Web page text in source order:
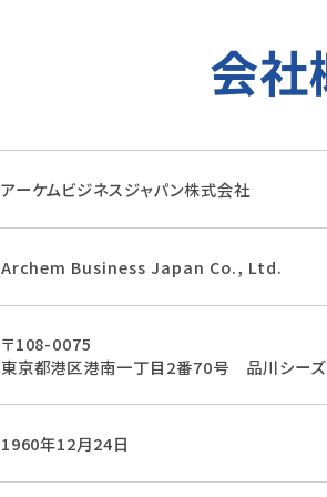
会社
アーケムビジネスジャパン株式会社
Archem Business Japan Co., Ltd.
〒108-0075
東京都港区港南一丁目2番70号 品川シーズ
1960年12月24日